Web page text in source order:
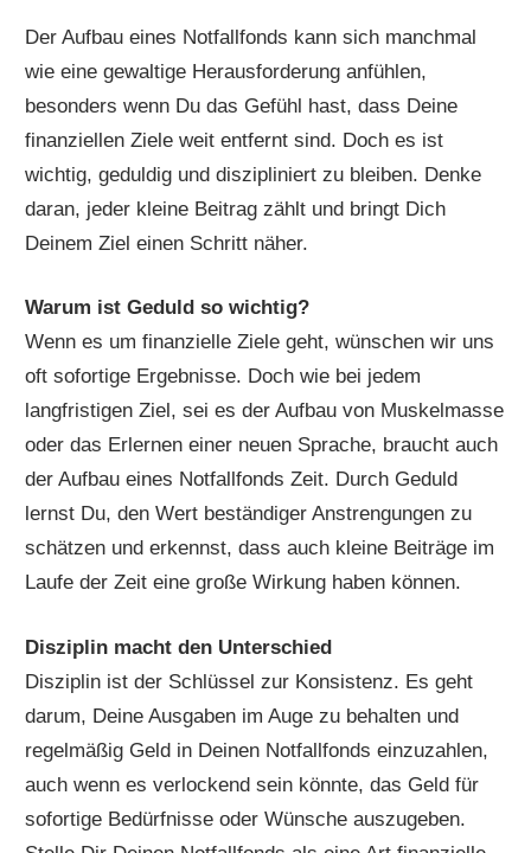
Der Aufbau eines Notfallfonds kann sich manchmal
wie eine gewaltige Herausforderung anfühlen,
besonders wenn Du das Gefühl hast, dass Deine
finanziellen Ziele weit entfernt sind. Doch es ist
wichtig, geduldig und diszipliniert zu bleiben. Denke
daran, jeder kleine Beitrag zählt und bringt Dich
Deinem Ziel einen Schritt näher.
Warum ist Geduld so wichtig?
Wenn es um finanzielle Ziele geht, wünschen wir uns
oft sofortige Ergebnisse. Doch wie bei jedem
langfristigen Ziel, sei es der Aufbau von Muskelmasse
oder das Erlernen einer neuen Sprache, braucht auch
der Aufbau eines Notfallfonds Zeit. Durch Geduld
lernst Du, den Wert beständiger Anstrengungen zu
schätzen und erkennst, dass auch kleine Beiträge im
Laufe der Zeit eine große Wirkung haben können.
Disziplin macht den Unterschied
Disziplin ist der Schlüssel zur Konsistenz. Es geht
darum, Deine Ausgaben im Auge zu behalten und
regelmäßig Geld in Deinen Notfallfonds einzuzahlen,
auch wenn es verlockend sein könnte, das Geld für
sofortige Bedürfnisse oder Wünsche auszugeben.